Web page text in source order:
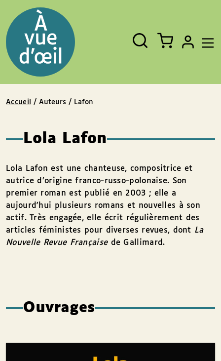
Fermer
Rechercher
un
livre,
un
auteur,
un
EAN
Accueil / Auteurs / Lafon
Lola Lafon
Lola Lafon est une chanteuse, compositrice et
autrice d’origine franco-russo-polonaise. Son
premier roman est publié en 2003 ; elle a
aujourd'hui plusieurs romans et nouvelles à son
actif. Très engagée, elle écrit régulièrement des
articles féministes pour diverses revues, dont La
Nouvelle Revue Françaisede Gallimard.
Ouvrages